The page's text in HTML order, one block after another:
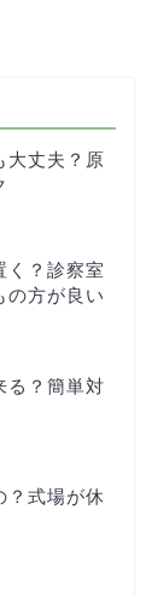
大丈夫？原
く？診察室
の方が良い
る？簡単対
？式場が休